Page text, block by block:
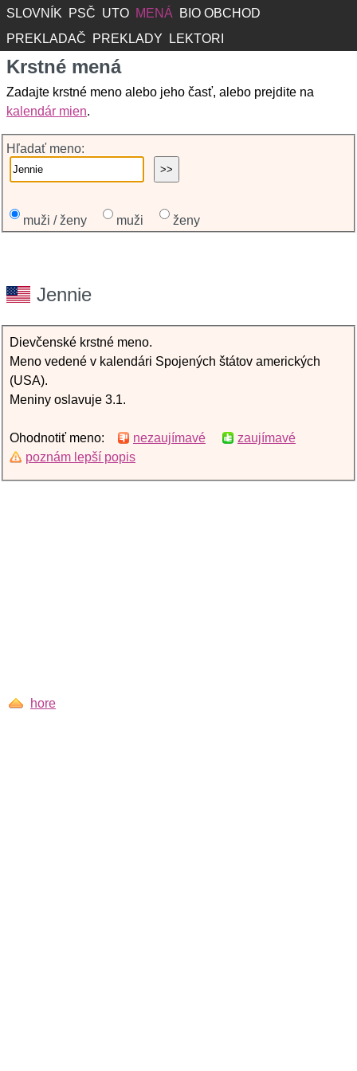
SLOVNÍK PSČ UTO MENÁ
BIO OBCHOD
PREKLADAČ
PREKLADY LEKTORI
Krstné mená
Zadajte krstné meno alebo jeho časť, alebo prejdite na
kalendár mien.
Hľadať meno:
muži / ženy muži ženy
Jennie
Dievčenské krstné meno.
Meno vedené v kalendári Spojených štátov amerických
(USA).
Meniny oslavuje 3.1.
Ohodnotiť meno: nezaujímavé
zaujímavé
poznám lepší popis
hore